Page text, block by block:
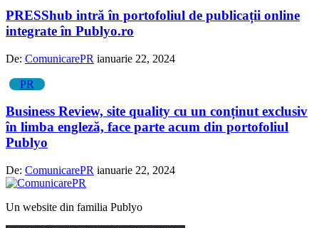
PRESShub intră în portofoliul de publicații online
integrate în Publyo.ro
De: ComunicarePR ianuarie 22, 2024
PR
Business Review, site quality cu un conținut exclusiv
în limba engleză, face parte acum din portofoliul
Publyo
De: ComunicarePR ianuarie 22, 2024
Un website din familia Publyo